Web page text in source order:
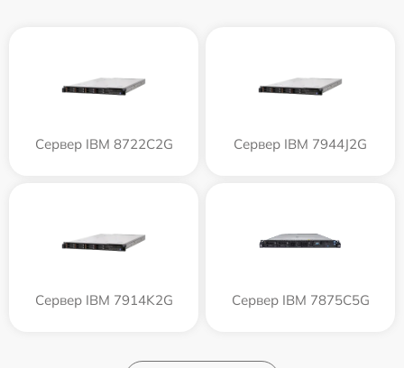
Сервер IBM 8722C2G Сервер IBM 7944J2G
Сервер IBM 7914K2G Сервер IBM 7875C5G